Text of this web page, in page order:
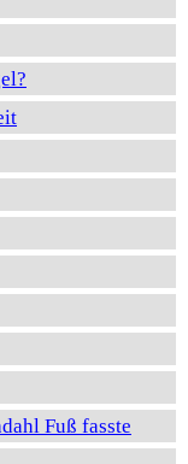
Fuß fasste